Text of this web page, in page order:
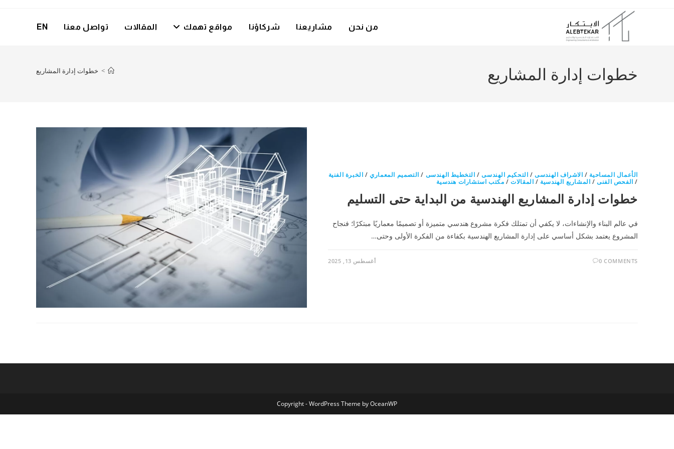
من نحن مشاريعنا شركاؤنا مواقع تهمك المقالات تواصل معنا EN
خطوات إدارة المشاريع > خطوات إدارة المشاريع
الأعمال المساحية / الاشراف الهندسى/ التحكيم الهندسى/ التخطيط الهندسى / التصميم المعماري/ الخبرة الفنية
/ الفحص الفنى/ المشاريع الهندسية / المقالات/ مكتب استشارات هندسية
خطوات إدارة المشاريع الهندسية من البداية حتى التسليم
في عالم البناء والإنشاءات، لا يكفي أن تمتلك فكرة مشروع هندسي متميزة أو تصميمًا معماريًا مبتكرًا؛ فنجاح
المشروع يعتمد بشكل أساسي على إدارة المشاريع الهندسية بكفاءة من الفكرة الأولى وحتى…
0 COMMENTS أغسطس 13, 2025
Copyright - WordPress Theme by OceanWP